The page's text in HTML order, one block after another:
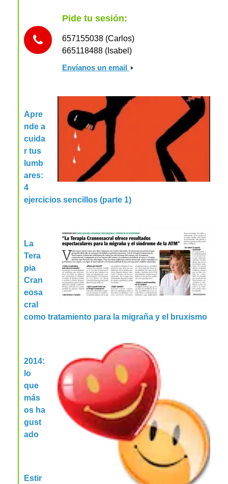
Pide tu sesión:
657155038 (Carlos)
665118488 (Isabel)
Envíanos un email
Apre
nde a
cuida
r tus
lumb
ares:
4
ejercicios sencillos (parte 1)
La
Tera
pia
Cran
eosa
cral
como tratamiento para la migraña y el bruxismo
2014:
lo
que
más
os ha
gust
ado
Estir